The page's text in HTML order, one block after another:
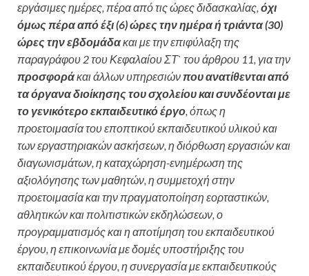
εργάσιμες ημέρες, πέρα από τις ώρες διδασκαλίας, όχι
όμως πέρα από έξι (6) ώρες την ημέρα ή τριάντα (30)
ώρες την εβδομάδακαι με την επιφύλαξη της
παραγράφου 2 του Κεφαλαίου ΣΤ` του άρθρου 11, για την
προσφοράκαι άλλων υπηρεσιών που ανατίθενται από
τα όργανα διοίκησης του σχολείου και συνδέονται με
το γενικότερο εκπαιδευτικό έργο, όπως η
προετοιμασία του εποπτικού εκπαιδευτικού υλικού και
των εργαστηριακών ασκήσεων, η διόρθωση εργασιών και
διαγωνισμάτων, η καταχώρηση-ενημέρωση της
αξιολόγησης των μαθητών, η συμμετοχή στην
προετοιμασία και την πραγματοποίηση εορταστικών,
αθλητικών και πολιτιστικών εκδηλώσεων, ο
προγραμματισμός και η αποτίμηση του εκπαιδευτικού
έργου, η επικοινωνία με δομές υποστήριξης του
εκπαιδευτικού έργου, η συνεργασία με εκπαιδευτικούς